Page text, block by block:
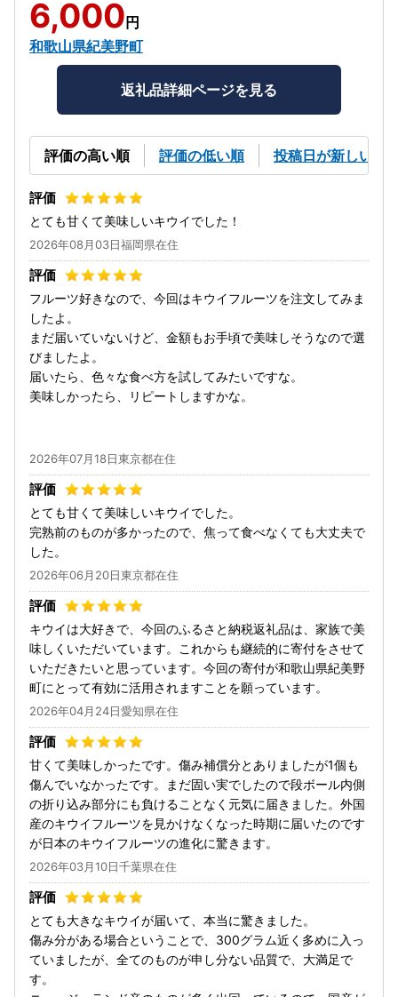
6,000 円
和歌山県紀美野町
返礼品詳細ページを見る
評価の高い順 評価の低い順 投稿日が新しい順
とても甘くて美味しいキウイでした！
2026年08月03日福岡県在住
フルーツ好きなので、今回はキウイフルーツを注文してみま
したよ。
まだ届いていないけど、金額もお手頃で美味しそうなので選
びましたよ。
届いたら、色々な食べ方を試してみたいですな。
美味しかったら、リピートしますかな。
2026年07月18日東京都在住
とても甘くて美味しいキウイでした。
完熟前のものが多かったので、焦って食べなくても大丈夫で
した。
2026年06月20日東京都在住
キウイは大好きで、今回のふるさと納税返礼品は、家族で美
味しくいただいています。これからも継続的に寄付をさせて
いただきたいと思っています。今回の寄付が和歌山県紀美野
町にとって有効に活用されますことを願っています。
2026年04月24日愛知県在住
甘くて美味しかったです。傷み補償分とありましたが1個も
傷んでいなかったです。まだ固い実でしたので段ボール内側
の折り込み部分にも負けることなく元気に届きました。外国
産のキウイフルーツを見かけなくなった時期に届いたのです
が日本のキウイフルーツの進化に驚きます。
2026年03月10日千葉県在住
とても大きなキウイが届いて、本当に驚きました。
傷み分がある場合ということで、300グラム近く多めに入っ
ていましたが、全てのものが申し分ない品質で、大満足で
す。